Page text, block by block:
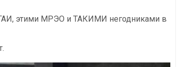
этими МРЭО и ТАКИМИ негодниками в